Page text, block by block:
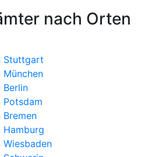
nach Orten
Stuttgart
München
Berlin
Potsdam
Bremen
Hamburg
Wiesbaden